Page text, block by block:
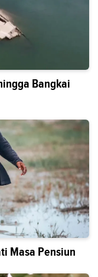
Bangkai
Masa Pensiun